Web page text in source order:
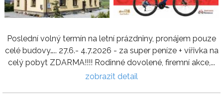
Poslední volný termín na letní prázdniny, pronájem pouze
celé budovy….. 27.6.- 4.7.2026 - za super peníze + vířivka na
celý pobyt ZDARMA!!!! Rodinné dovolené, firemní akce,...
zobrazit detail